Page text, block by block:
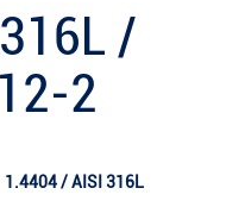
/
2
1.4404 / AISI 316L